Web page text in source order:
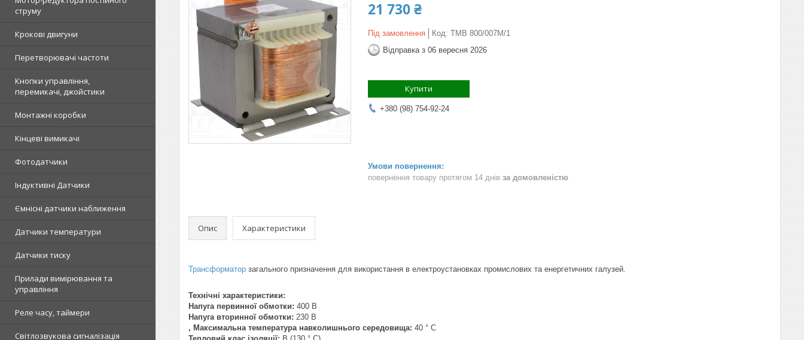
струму
Крокові двигуни
Перетворювачі частоти
Кнопки управління,
перемикачі, джойстики
Монтажні коробки
Кінцеві вимикачі
Фотодатчики
Індуктивні Датчики
Ємнісні датчики наближення
Датчики температури
Датчики тиску
Прилади вимірювання та
управління
Реле часу, таймери
Світлозвукова сигналізація
21 730 ₴
Під замовлення Код: TMB 800/007M/1
Відправка з 06 вересня 2026
Купити
+380 (98) 754-92-24
повернення товару протягом 14 днів за домовленістю
Опис Характеристики
Трансформатор загального призначення для використання в електроустановках промислових та енергетичних галузей.
Технічні характеристики:
Напуга первинної обмотки: 400 В
Напуга вторинної обмотки: 230 В
, Максимальна температура навколишнього середовища: 40 ° C